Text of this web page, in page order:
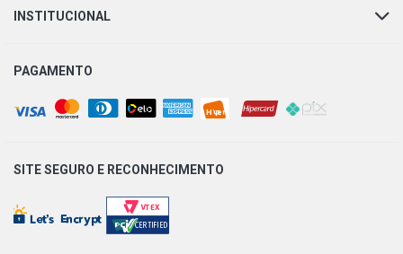
INSTITUCIONAL
PAGAMENTO
SITE SEGURO E RECONHECIMENTO